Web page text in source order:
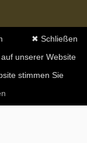
✖ Schließen
unserer Website
stimmen Sie